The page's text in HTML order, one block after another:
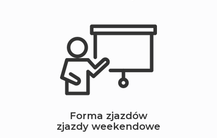
Forma zjazdów
zjazdy weekendowe